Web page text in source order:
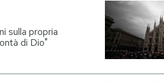
sulla propria
di Dio"